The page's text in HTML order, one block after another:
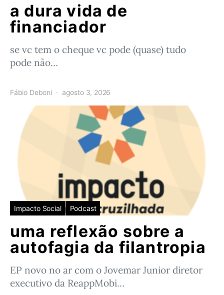
a dura vida de
financiador
se vc tem o cheque vc pode (quase) tudo
pode não…
Fábio Deboni agosto 3, 2026
Impacto Social Podcast
uma reflexão sobre a
autofagia da filantropia
EP novo no ar com o Jovemar Junior diretor
executivo da ReappMobi…